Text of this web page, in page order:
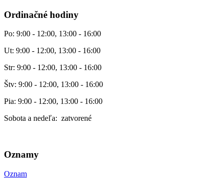
Ordinačné hodiny
Po: 9:00 - 12:00, 13:00 - 16:00
Ut: 9:00 - 12:00, 13:00 - 16:00
Str: 9:00 - 12:00, 13:00 - 16:00
Štv: 9:00 - 12:00, 13:00 - 16:00
Pia: 9:00 - 12:00, 13:00 - 16:00
Sobota a nedeľa: zatvorené
Oznamy
Oznam